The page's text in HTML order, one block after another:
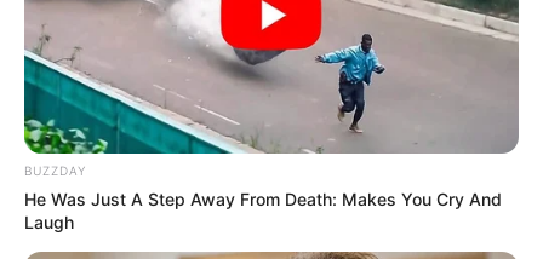
TAGS
ΚΛΟΠΕΣ
ΧΑΛΚΙΔΑ ΝΕΑ
BUZZDAY
He Was Just A Step Away From Death: Makes You Cry And
Laugh